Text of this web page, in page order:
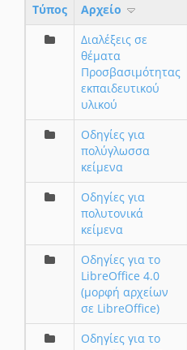
Τύπος Aρχείο
Διαλέξεις σε
θέματα
Προσβασιμότητας
εκπαιδευτικού
υλικού
Οδηγίες για
πολύγλωσσα
κείμενα
Οδηγίες για
πολυτονικά
κείμενα
Οδηγίες για το
LibreOffice 4.0
(μορφή αρχείων
σε LibreOffice)
Οδηγίες για το